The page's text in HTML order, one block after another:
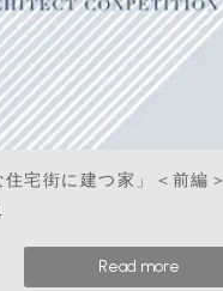
住宅街に建つ家」＜前編＞
Read more